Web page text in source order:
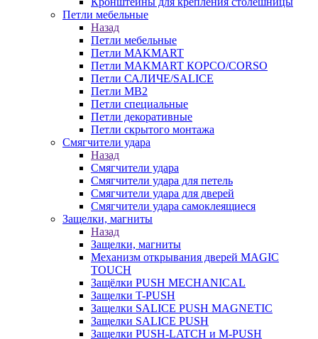
Петли мебельные
Назад
Петли мебельные
Петли MAKMART
Петли MAKMART КОРСО/CORSO
Петли САЛИЧЕ/SALICE
Петли MB2
Петли специальные
Петли декоративные
Петли скрытого монтажа
Смягчители удара
Назад
Смягчители удара
Смягчители удара для петель
Смягчители удара для дверей
Cмягчители удара самоклеящиеся
Защелки, магниты
Назад
Защелки, магниты
Механизм открывания дверей MAGIC
TOUCH
Защёлки PUSH MECHANICAL
Защелки T-PUSH
Защелки SALICE PUSH MAGNETIC
Защелки SALICE PUSH
Защелки PUSH-LATCH и M-PUSH